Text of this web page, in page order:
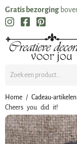
Gratis bezorging
Home / Cadeau-artikelen
Cheers you did it!